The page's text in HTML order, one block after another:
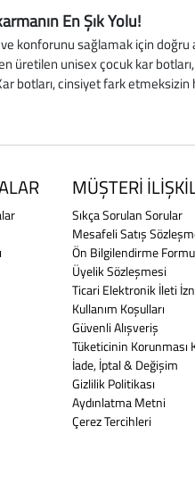
En Şık Yolu!
konforunu sağlamak için
üretilen unisex çocuk kar
botları, cinsiyet fark etmeksizin
MÜŞTERİ
Sıkça Sorulan Sorular
Mesafeli Satış
Ön Bilgilendirme Formu
Üyelik Sözleşmesi
Ticari Elektronik İleti
Kullanım Koşulları
Güvenli Alışveriş
Tüketicinin Korunması
İade, İptal & Değişim
Gizlilik Politikası
Aydınlatma Metni
Çerez Tercihleri